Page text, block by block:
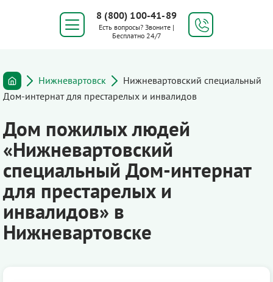
8 (800) 100-41-89
Есть вопросы? Звоните |
Бесплатно 24/7
Нижневартовск
Нижневартовский специальный
Дом-интернат для престарелых и инвалидов
Дом пожилых людей
«Нижневартовский
специальный Дом-интернат
для престарелых и
инвалидов» в
Нижневартовске